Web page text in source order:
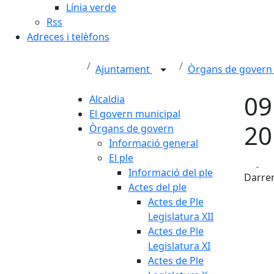
Línia verde
Rss
Adreces i telèfons
Ajuntament Òrgans de govern
Alcaldia
El govern municipal
Òrgans de govern
Informació general
El ple
Informació del ple
Actes del ple
Actes de Ple
Legislatura XII
Actes de Ple
Legislatura XI
Actes de Ple